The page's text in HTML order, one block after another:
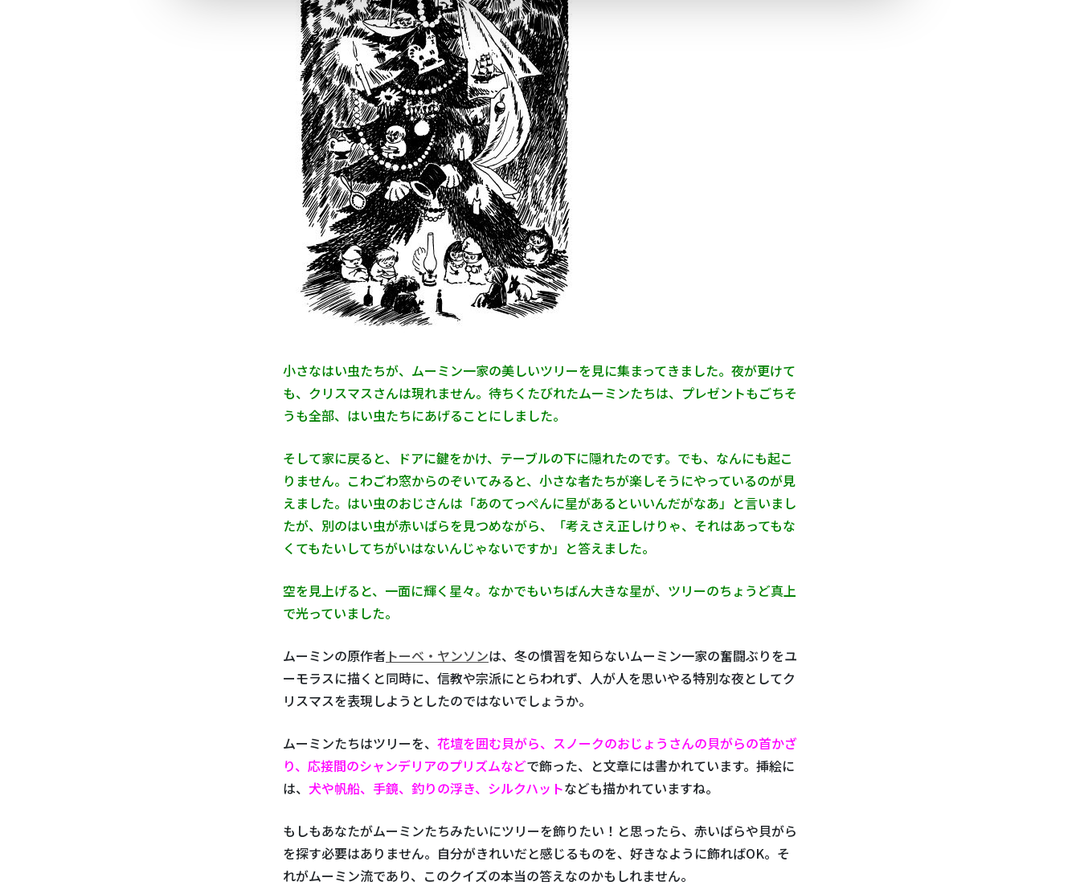
小さなはい虫たちが、ムーミン一家の美しいツリーを見に集まってきました。夜が更けて
も、クリスマスさんは現れません。待ちくたびれたムーミンたちは、プレゼントもごちそ
うも全部、はい虫たちにあげることにしました。
そして家に戻ると、ドアに鍵をかけ、テーブルの下に隠れたのです。でも、なんにも起こ
りません。こわごわ窓からのぞいてみると、小さな者たちが楽しそうにやっているのが見
えました。はい虫のおじさんは「あのてっぺんに星があるといいんだがなあ」と言いまし
たが、別のはい虫が赤いばらを見つめながら、「考えさえ正しけりゃ、それはあってもな
くてもたいしてちがいはないんじゃないですか」と答えました。
空を見上げると、一面に輝く星々。なかでもいちばん大きな星が、ツリーのちょうど真上
で光っていました。
ムーミンの原作者 トーベ・ヤンソンは、冬の慣習を知らないムーミン一家の奮闘ぶりをユ
ーモラスに描くと同時に、信教や宗派にとらわれず、人が人を思いやる特別な夜としてク
リスマスを表現しようとしたのではないでしょうか。
ムーミンたちはツリーを、 花壇を囲む貝がら、スノークのおじょうさんの貝がらの首かざ
り、応接間のシャンデリアのプリズムなどで飾った、と文章には書かれています。挿絵に
は、 犬や帆船、手鏡、釣りの浮き、シルクハットなども描かれていますね。
もしもあなたがムーミンたちみたいにツリーを飾りたい！と思ったら、赤いばらや貝がら
を探す必要はありません。自分がきれいだと感じるものを、好きなように飾ればOK。そ
れがムーミン流であり、このクイズの本当の答えなのかもしれません。